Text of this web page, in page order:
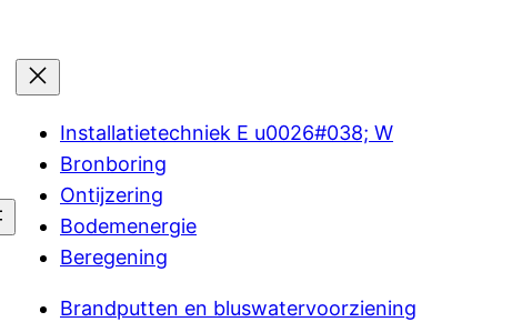
Installatietechniek E u0026#038; W
Bronboring
Ontijzering
Bodemenergie
Beregening
Brandputten en bluswatervoorziening